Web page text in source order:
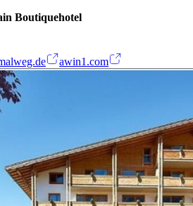
Boutiquehotel
awin1.com